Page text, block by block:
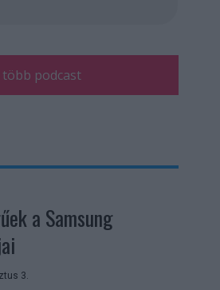
több podcast
a Samsung
3.